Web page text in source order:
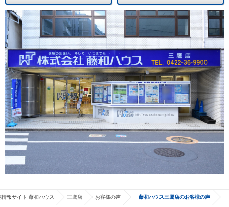
報サイト 藤和ハウス 三鷹店 お客様の声 藤和ハウス三鷹店のお客様の声